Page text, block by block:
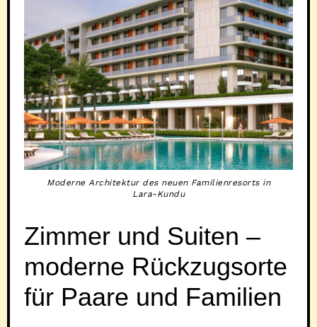
Moderne Architektur des neuen Familienresorts in
Lara-Kundu
Zimmer und Suiten –
moderne Rückzugsorte
für Paare und Familien